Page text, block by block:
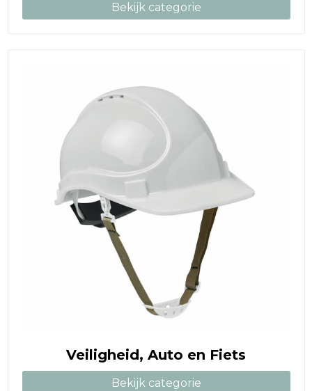
Bekijk categorie
Veiligheid, Auto en Fiets
Bekijk categorie